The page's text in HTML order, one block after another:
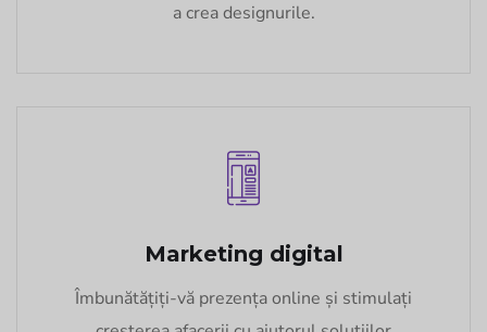
a crea designurile.
Marketing digital
Îmbunătățiți-vă prezența online și stimulați